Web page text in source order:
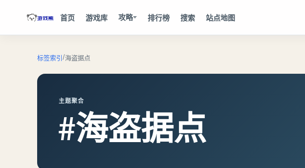
首页 游戏库 攻略 排行榜 搜索 站点地图
标签索引/海盗据点
主题聚合
#海盗据点